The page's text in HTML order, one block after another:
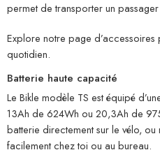
permet de transporter un
Explore notre page
quotidien.
Batterie haute capacité
Le Bikle modèle TS est équipé
13Ah de 624Wh ou 20,3Ah de
batterie directement sur le vélo,
facilement chez toi ou au bureau.